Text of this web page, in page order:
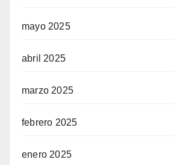
mayo 2025
abril 2025
marzo 2025
febrero 2025
enero 2025